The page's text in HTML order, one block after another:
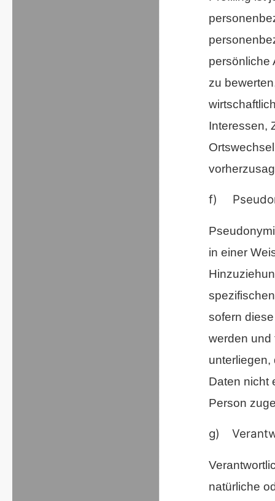
persönliche
zu
Interessen,
f)
in einer
sofern
werden und
Daten nicht
Person
g)
natürliche